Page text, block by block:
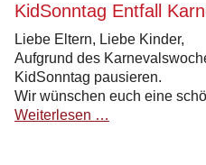
KidSonntag Entfall
Liebe Eltern, Liebe Kinder,
Aufgrund des
KidSonntag pausieren.
Wir wünschen euch eine
Weiterlesen …